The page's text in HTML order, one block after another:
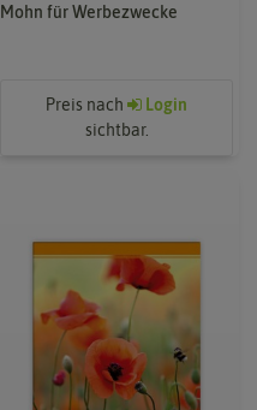
Mohn für Werbezwecke
Preis nach
Login
sichtbar.